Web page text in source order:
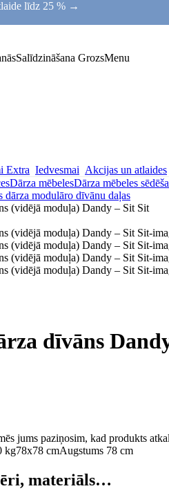
līdz 25 % →
Salīdzināšana GrozsMenu
Extra Iedvesmai Akcijas un atlaides
Dārza mēbelesDārza mēbeles
dārza modulāro dīvānu daļas
dīvāns
jums paziņosim, kad produkts
kg78x78 cmAugstums 78 cm
materiāls…